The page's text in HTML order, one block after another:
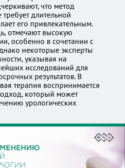
что метод
длительной
его привлекательным.
отмечают высокую
особенно в сочетании с
некоторые эксперты
указывая на
исследований для
результатов. В
терапия воспринимается
который может
урологических